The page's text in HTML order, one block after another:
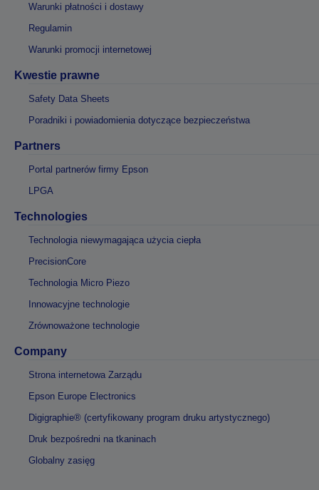
Warunki płatności i dostawy
Regulamin
Warunki promocji internetowej
Kwestie prawne
Safety Data Sheets
Poradniki i powiadomienia dotyczące bezpieczeństwa
Partners
Portal partnerów firmy Epson
LPGA
Technologies
Technologia niewymagająca użycia ciepła
PrecisionCore
Technologia Micro Piezo
Innowacyjne technologie
Zrównoważone technologie
Company
Strona internetowa Zarządu
Epson Europe Electronics
Digigraphie® (certyfikowany program druku artystycznego)
Druk bezpośredni na tkaninach
Globalny zasięg